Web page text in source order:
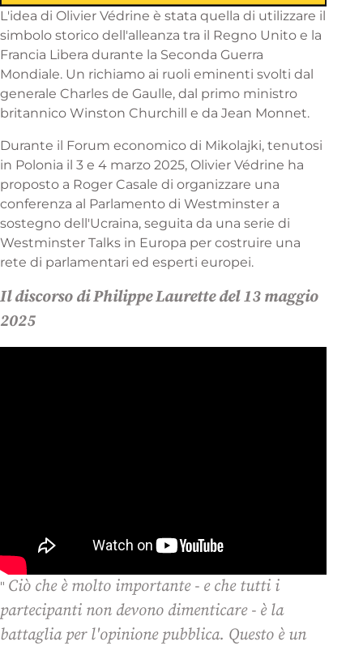
L'idea di Olivier Védrine è stata quella di utilizzare il
simbolo storico dell'alleanza tra il Regno Unito e la
Francia Libera durante la Seconda Guerra
Mondiale. Un richiamo ai ruoli eminenti svolti dal
generale Charles de Gaulle, dal primo ministro
britannico Winston Churchill e da Jean Monnet.
Durante il Forum economico di Mikolajki, tenutosi
in Polonia il 3 e 4 marzo 2025, Olivier Védrine ha
proposto a Roger Casale di organizzare una
conferenza al Parlamento di Westminster a
sostegno dell'Ucraina, seguita da una serie di
Westminster Talks in Europa per costruire una
rete di parlamentari ed esperti europei.
Il discorso di Philippe Laurette del 13 maggio
2025
" Ciò che è molto importante - e che tutti i
partecipanti non devono dimenticare - è la
battaglia per l'opinione pubblica. Questo è un